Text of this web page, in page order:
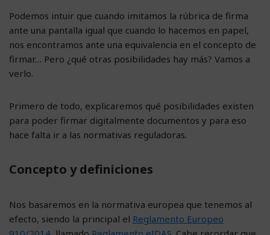
Podemos intuir que cuando imitamos la rúbrica de firma
ante una pantalla igual que cuando lo hacemos en papel,
nos encontramos ante una equivalencia en el concepto de
firmar… Pero ¿qué otras posibilidades hay más? Vamos a
verlo.
Primero de todo, explicaremos qué posibilidades existen
para poder firmar digitalmente documentos y para eso
hace falta ir a las normativas reguladoras.
Concepto y definiciones
Nos basaremos en la normativa europea que tenemos al
efecto, siendo la principal el Reglamento Europeo